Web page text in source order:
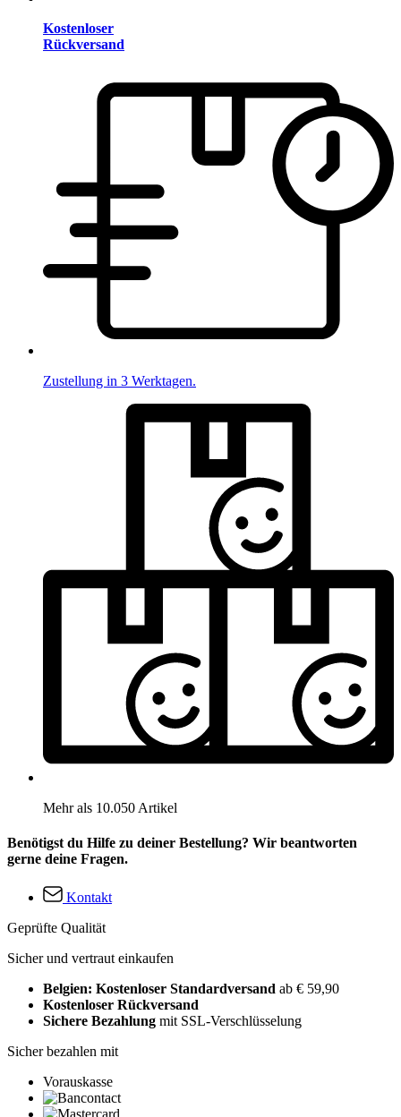
Kostenloser
Rückversand
Zustellung in 3 Werktagen.
Mehr als 10.050 Artikel
Benötigst du Hilfe zu deiner Bestellung? Wir beantworten
gerne deine Fragen.
Kontakt
Geprüfte Qualität
Sicher und vertraut einkaufen
Belgien: Kostenloser Standardversand ab € 59,90
Kostenloser Rückversand
Sichere Bezahlung mit SSL-Verschlüsselung
Sicher bezahlen mit
Vorauskasse